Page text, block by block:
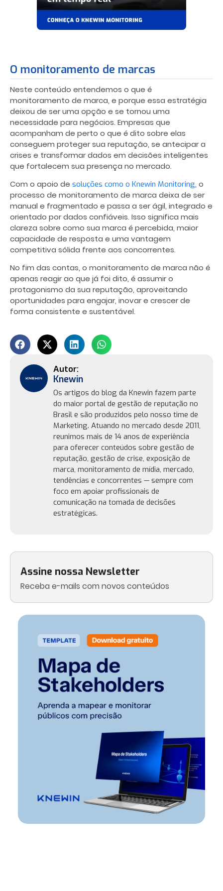
Assine nossa Newsletter
Receba e-mails com novos conteúdos
O monitoramento de marcas
Neste conteúdo entendemos o que é
monitoramento de marca, e porque essa estratégia
deixou de ser uma opção e se tornou uma
necessidade para negócios. Empresas que
acompanham de perto o que é dito sobre elas
conseguem proteger sua reputação, se antecipar a
crises e transformar dados em decisões inteligentes
que fortalecem sua presença no mercado.
Com o apoio de soluções como o Knewin Monitoring, o
processo de monitoramento de marca deixa de ser
manual e fragmentado e passa a ser ágil, integrado e
orientado por dados confiáveis. Isso significa mais
clareza sobre como sua marca é percebida, maior
capacidade de resposta e uma vantagem
competitiva sólida frente aos concorrentes.
No fim das contas, o monitoramento de marca não é
apenas reagir ao que já foi dito, é assumir o
protagonismo da sua reputação, aproveitando
oportunidades para engajar, inovar e crescer de
forma consistente e sustentável.
Knewin
Os artigos do blog da Knewin fazem parte
do maior portal de gestão de reputação no
Brasil e são produzidos pelo nosso time de
Marketing. Atuando no mercado desde 2011,
reunimos mais de 14 anos de experiência
para oferecer conteúdos sobre gestão de
reputação, gestão de crise, exposição de
marca, monitoramento de mídia, mercado,
tendências e concorrentes — sempre com
foco em apoiar profissionais de
comunicação na tomada de decisões
estratégicas.